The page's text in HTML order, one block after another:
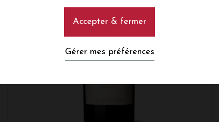
Accepter & fermer
Gérer mes préférences